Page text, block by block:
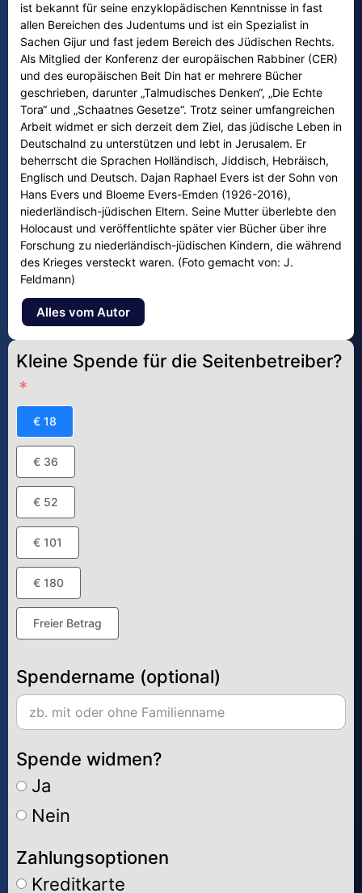
ist bekannt für seine enzyklopädischen Kenntnisse in fast
allen Bereichen des Judentums und ist ein Spezialist in
Sachen Gijur und fast jedem Bereich des Jüdischen Rechts.
Als Mitglied der Konferenz der europäischen Rabbiner (CER)
und des europäischen Beit Din hat er mehrere Bücher
geschrieben, darunter „Talmudisches Denken“, „Die Echte
Tora“ und „Schaatnes Gesetze“. Trotz seiner umfangreichen
Arbeit widmet er sich derzeit dem Ziel, das jüdische Leben in
Deutschalnd zu unterstützen und lebt in Jerusalem. Er
beherrscht die Sprachen Holländisch, Jiddisch, Hebräisch,
Englisch und Deutsch. Dajan Raphael Evers ist der Sohn von
Hans Evers und Bloeme Evers-Emden (1926-2016),
niederländisch-jüdischen Eltern. Seine Mutter überlebte den
Holocaust und veröffentlichte später vier Bücher über ihre
Forschung zu niederländisch-jüdischen Kindern, die während
des Krieges versteckt waren. (Foto gemacht von: J.
Feldmann)
Alles vom Autor
Kleine Spende für die Seitenbetreiber?
€ 18
€ 36
€ 52
€ 101
€ 180
Freier Betrag
Spendername (optional)
Spende widmen?
Ja
Nein
Zahlungsoptionen
Kreditkarte